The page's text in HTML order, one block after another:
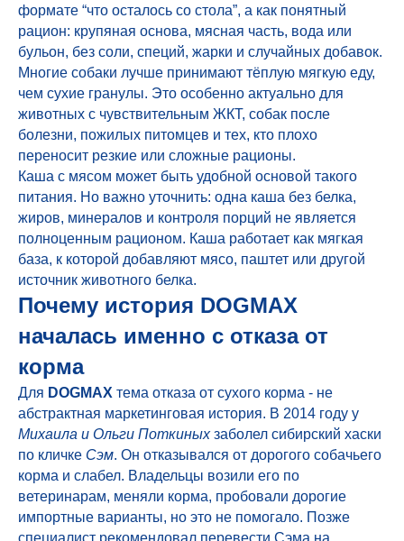
формате “что осталось со стола”, а как понятный
рацион: крупяная основа, мясная часть, вода или
бульон, без соли, специй, жарки и случайных добавок.
Многие собаки лучше принимают тёплую мягкую еду,
чем сухие гранулы. Это особенно актуально для
животных с чувствительным ЖКТ, собак после
болезни, пожилых питомцев и тех, кто плохо
переносит резкие или сложные рационы.
Каша с мясом может быть удобной основой такого
питания. Но важно уточнить: одна каша без белка,
жиров, минералов и контроля порций не является
полноценным рационом. Каша работает как мягкая
база, к которой добавляют мясо, паштет или другой
источник животного белка.
Почему история DOGMAX
началась именно с отказа от
корма
Для DOGMAX тема отказа от сухого корма - не
абстрактная маркетинговая история. В 2014 году у
Михаила и Ольги Поткиныхзаболел сибирский хаски
по кличке Сэм. Он отказывался от дорогого собачьего
корма и слабел. Владельцы возили его по
ветеринарам, меняли корма, пробовали дорогие
импортные варианты, но это не помогало. Позже
специалист рекомендовал перевести Сэма на